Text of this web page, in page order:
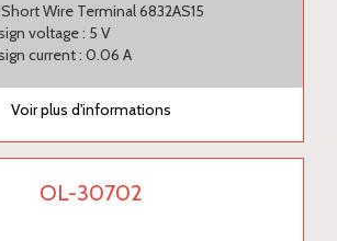
Short Wire Terminal 6832AS15
voltage : 5 V
current : 0.06 A
Voir plus d'informations
OL-30702